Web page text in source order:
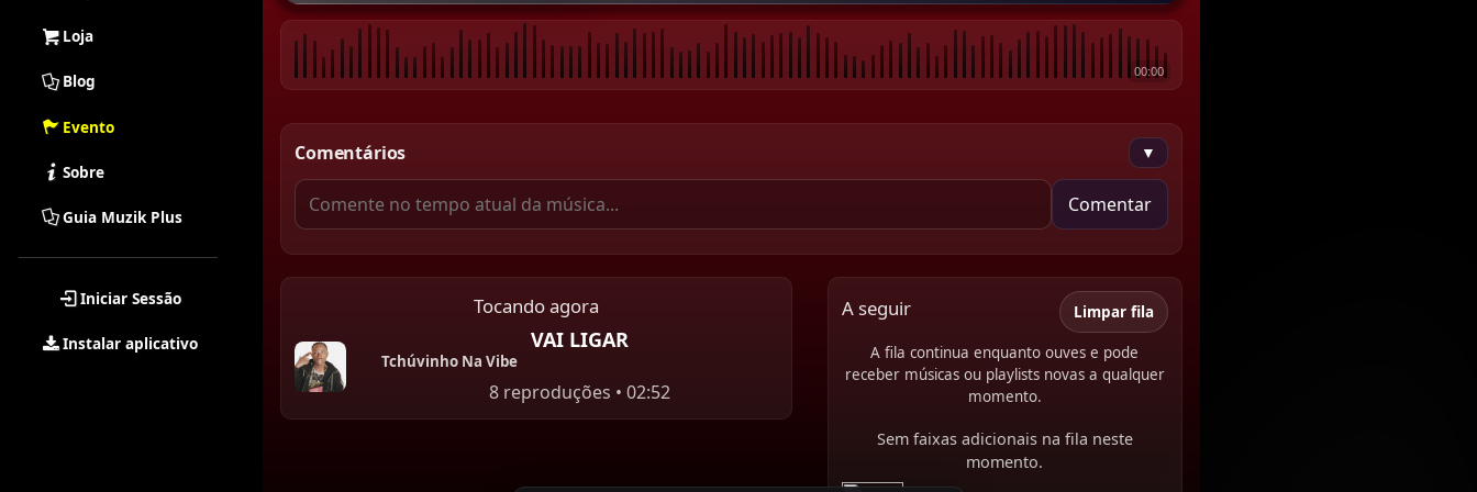
Loja
Blog
Evento
Sobre
Guia Muzik Plus
Iniciar Sessão
Instalar aplicativo
00:00
Comentários ▼
Comentar
Tocando agora
VAI LIGAR
Tchúvinho Na Vibe
8 reproduções • 02:52
A seguir Limpar fila
A fila continua enquanto ouves e pode
receber músicas ou playlists novas a qualquer
momento.
Sem faixas adicionais na fila neste
momento.